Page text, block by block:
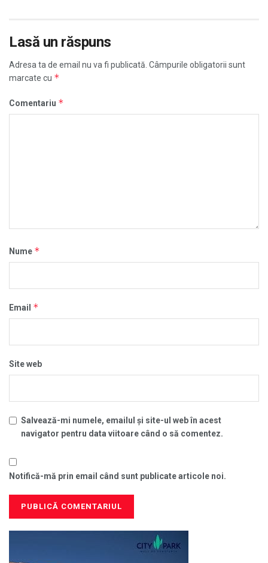
Lasă un răspuns
Adresa ta de email nu va fi publicată. Câmpurile obligatorii sunt
marcate cu *
Comentariu *
Nume *
Email *
Site web
Salvează-mi numele, emailul și site-ul web în acest
navigator pentru data viitoare când o să comentez.
Notifică-mă prin email când sunt publicate articole noi.